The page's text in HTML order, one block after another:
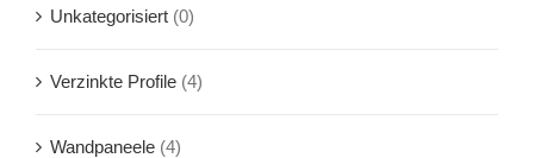
Unkategorisiert (0)
Verzinkte Profile (4)
Wandpaneele (4)